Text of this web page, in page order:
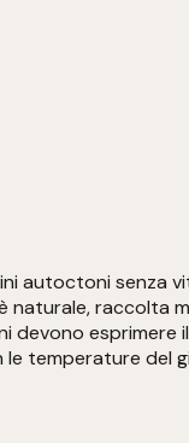
autoctoni senza
raccolta
devono
temperature del